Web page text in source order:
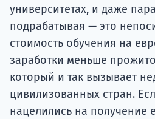
университетах, и даже
подрабатывая — это
стоимость обучения на
заработки меньше
который и так вызывает
цивилизованных стран.
нацелились на получение